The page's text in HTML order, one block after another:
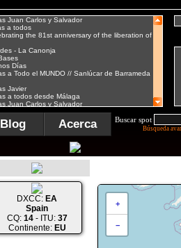
Blog Acerca Buscar spot
Búsqueda
+
−
DXCC: EA
Spain
CQ: 14- ITU: 37
Continente: EU